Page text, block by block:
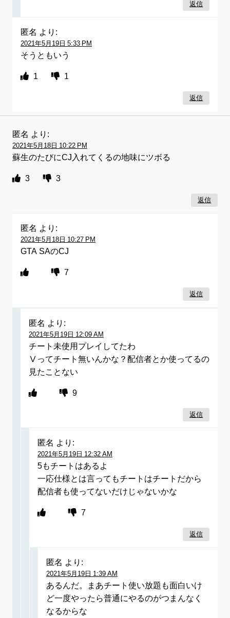
返信
匿名 より:
2021年5月19日 5:33 PM
そうともいう
1 1
返信
匿名 より:
2021年5月18日 10:22 PM
蘇生のたびにCJ入れてくるの地味にツボる
3 3
返信
匿名 より:
2021年5月18日 10:27 PM
GTA SAのCJ
7
返信
匿名 より:
2021年5月19日 12:09 AM
チート未使用プレイしてたわ
Ⅴってチート無いんかな？配信者とか使ってるの
見たことない
9
返信
匿名 より:
2021年5月19日 12:32 AM
5もチートはあるよ
一応仕様とは言ってもチートはチートだから
配信者も使ってないだけじゃないかな
7
返信
匿名 より:
2021年5月19日 1:39 AM
あるんだ。まあチート使い放題も面白いけ
ど一度やったら普通にやるのがつまんなく
なるからな